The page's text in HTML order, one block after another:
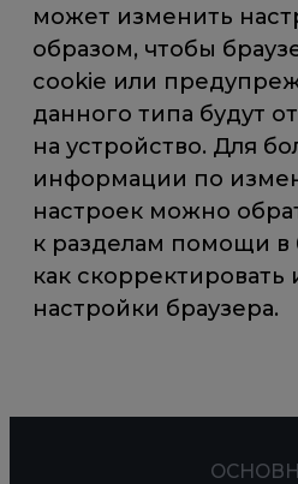
может изменить
образом, чтобы
cookie или
данного типа будут
на устройство. Для
информации по
настроек можно
к разделам помощи в
как
настройки браузера.